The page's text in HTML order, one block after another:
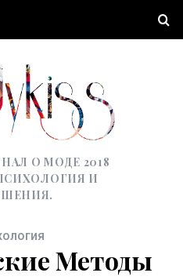
О МОДЕ 2018
И
Методы